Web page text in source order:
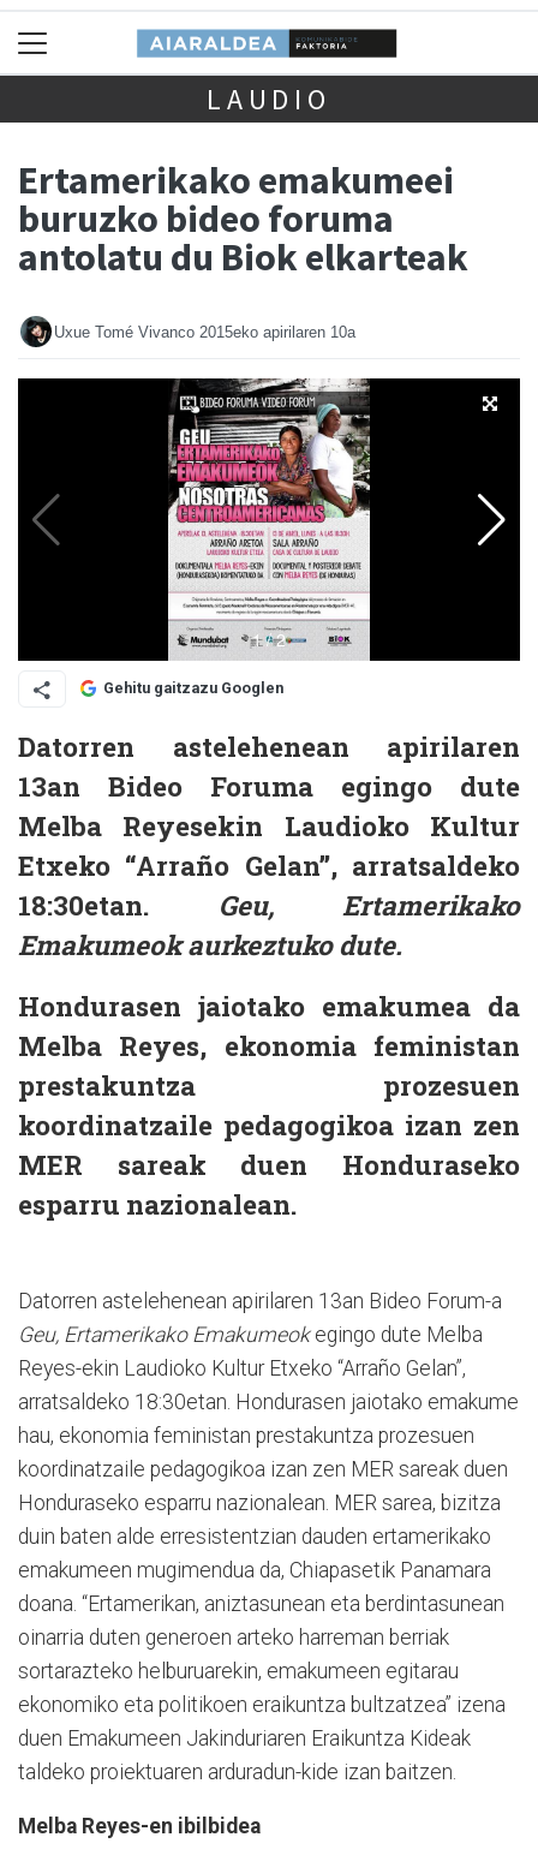
LAUDIO
Ertamerikako emakumeei
buruzko bideo foruma
antolatu du Biok elkarteak
Uxue Tomé Vivanco 2015eko apirilaren 10a
Gehitu gaitzazu Googlen
Datorren astelehenean apirilaren
13an Bideo Foruma egingo dute
Melba Reyesekin Laudioko Kultur
Etxeko “Arraño Gelan”, arratsaldeko
18:30etan. Geu, Ertamerikako
Emakumeokaurkeztuko dute.
Hondurasen jaiotako emakumea da
Melba Reyes, ekonomia feministan
prestakuntza prozesuen
koordinatzaile pedagogikoa izan zen
MER sareak duen Honduraseko
esparru nazionalean.
Datorren astelehenean apirilaren 13an Bideo Forum-a
Geu, Ertamerikako Emakumeokegingo dute Melba
Reyes-ekin Laudioko Kultur Etxeko “Arraño Gelan”,
arratsaldeko 18:30etan. Hondurasen jaiotako emakume
hau, ekonomia feministan prestakuntza prozesuen
koordinatzaile pedagogikoa izan zen MER sareak duen
Honduraseko esparru nazionalean. MER sarea, bizitza
duin baten alde erresistentzian dauden ertamerikako
emakumeen mugimendua da, Chiapasetik Panamara
doana. “Ertamerikan, aniztasunean eta berdintasunean
oinarria duten generoen arteko harreman berriak
sortarazteko helburuarekin, emakumeen egitarau
ekonomiko eta politikoen eraikuntza bultzatzea” izena
duen Emakumeen Jakinduriaren Eraikuntza Kideak
taldeko proiektuaren arduradun-kide izan baitzen.
Melba Reyes-en ibilbidea